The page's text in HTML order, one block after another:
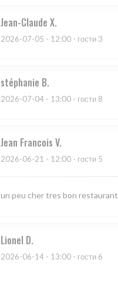
Jean-Claude X
2026-07-05 - 12:00 - гости 3
stéphanie B
2026-07-04 - 13:00 - гости 8
Jean Francois V
2026-06-21 - 12:00 - гости 5
un peu cher tres bon restaurant
Lionel D
2026-06-14 - 13:00 - гости 6